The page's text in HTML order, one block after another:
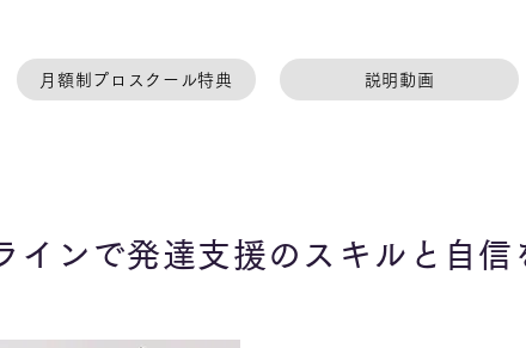
月額制プロスクール特典 説明動画
インで発達支援のスキルと自信